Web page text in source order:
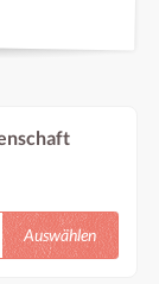
Raum
Auswählen